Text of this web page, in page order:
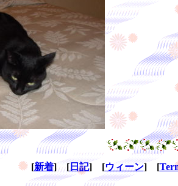
[新着] [日記] [ウィーン] [